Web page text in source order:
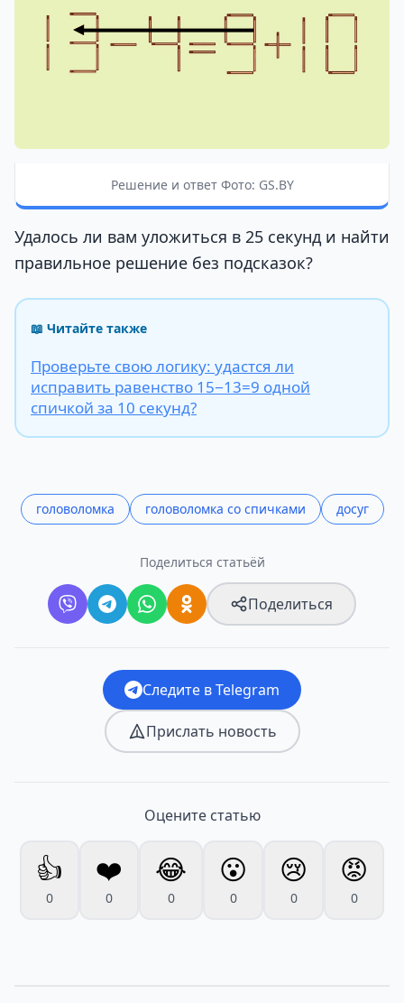
Решение и ответ Фото: GS.BY
Удалось ли вам уложиться в 25 секунд и найти
правильное решение без подсказок?
📖 Читайте также
Проверьте свою логику: удастся ли
исправить равенство 15−13=9 одной
спичкой за 10 секунд?
головоломка головоломка со спичками досуг
Поделиться статьёй
Поделиться
Следите в Telegram
Прислать новость
Оцените статью
👍
0
❤️
0
😂
0
😮
0
😢
0
😡
0